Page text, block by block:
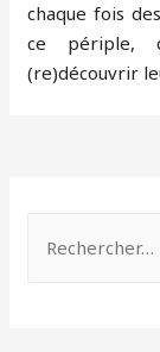
chaque fois
ce périple,
(re)découvrir